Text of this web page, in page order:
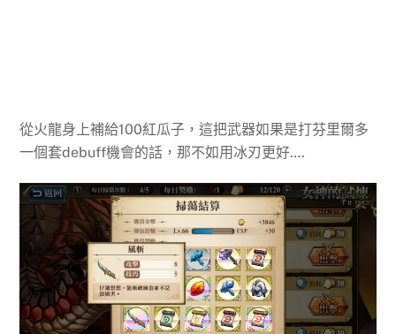
從火龍身上補給100紅瓜子，這把武器如果是打芬里爾多
一個套debuff機會的話，那不如用冰刃更好….